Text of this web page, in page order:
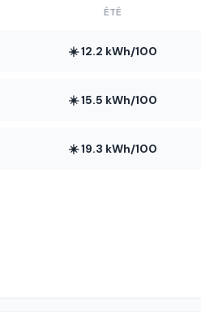
ÉTÉ
☀️ 12.2 kWh/100
☀️ 15.5 kWh/100
☀️ 19.3 kWh/100